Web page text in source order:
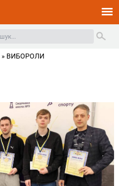
» ВИБОРОЛИ